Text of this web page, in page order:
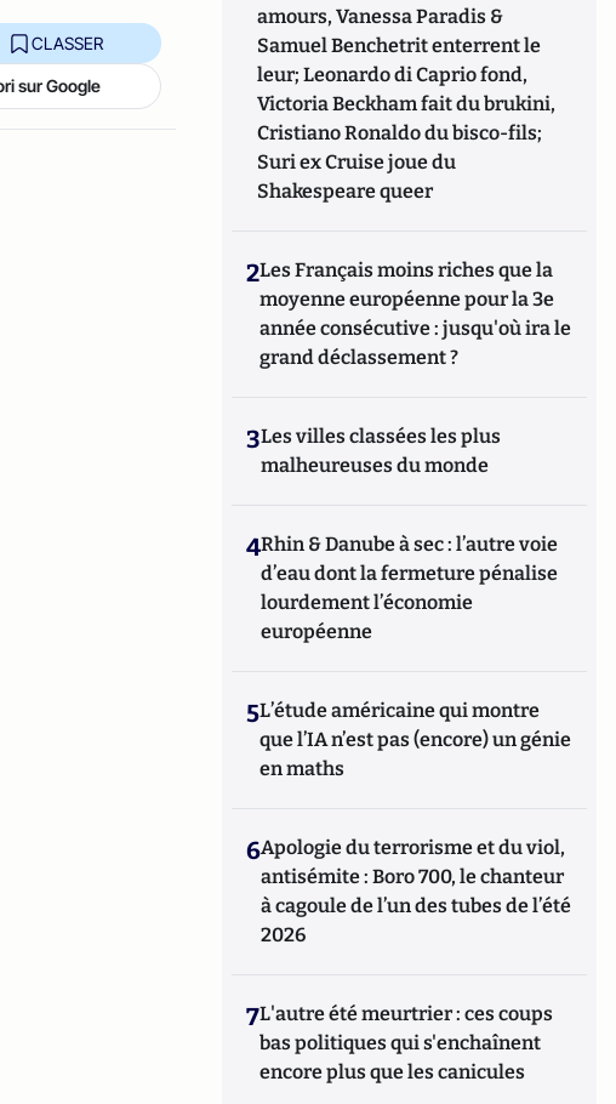
CLASSER
sur Google
amours, Vanessa Paradis &
Samuel Benchetrit enterrent le
leur; Leonardo di Caprio fond,
Victoria Beckham fait du brukini,
Cristiano Ronaldo du bisco-fils;
Suri ex Cruise joue du
Shakespeare queer
2Les Français moins riches que la
moyenne européenne pour la 3e
année consécutive : jusqu'où ira le
grand déclassement ?
3Les villes classées les plus
malheureuses du monde
4Rhin & Danube à sec : l’autre voie
d’eau dont la fermeture pénalise
lourdement l’économie
européenne
5L’étude américaine qui montre
que l’IA n’est pas (encore) un génie
en maths
6Apologie du terrorisme et du viol,
antisémite : Boro 700, le chanteur
à cagoule de l’un des tubes de l’été
2026
7L'autre été meurtrier : ces coups
bas politiques qui s'enchaînent
encore plus que les canicules